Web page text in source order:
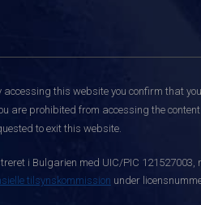
accessing this website you confirm that
are prohibited from accessing the
to exit this website.
i Bulgarien med UIC/PIC 121527003,
tilsynskommission under